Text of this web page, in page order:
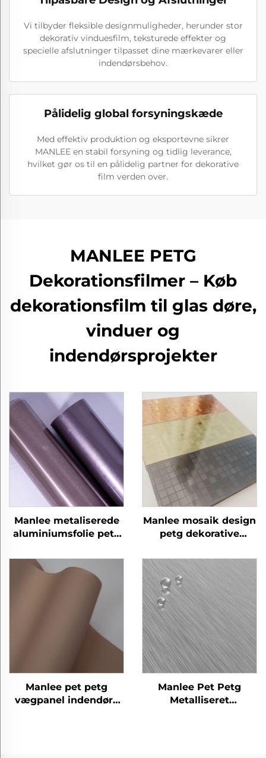
Vi tilbyder fleksible designmuligheder, herunder stor
dekorativ vinduesfilm, teksturede effekter og
specielle afslutninger tilpasset dine mærkevarer eller
indendørsbehov.
Pålidelig global forsyningskæde
Med effektiv produktion og eksportevne sikrer
MANLEE en stabil forsyning og tidlig leverance,
hvilket gør os til en pålidelig partner for dekorative
film verden over.
MANLEE PETG
Dekorationsfilmer – Køb
dekorationsfilm til glas døre,
vinduer og
indendørsprojekter
Manlee metaliserede
aluminiumsfolie petg
til hjemmekontor
hotel
Manlee mosaik design
petg dekorative
væggulv/plads
Manlee pet petg
vægpanel indendørs
Manlee Pet Petg
Metalliseret